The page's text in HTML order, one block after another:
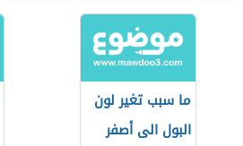
ما سبب تغير لون
البول الى أصفر